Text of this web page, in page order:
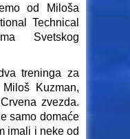
od Miloša
Technical
Svetskog
treninga za
Kuzman,
zvezda.
samo domaće
imali i neke od